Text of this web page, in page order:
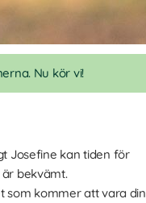
Nu kör vi!
Josefine kan tiden för
bekvämt.
som kommer att vara din